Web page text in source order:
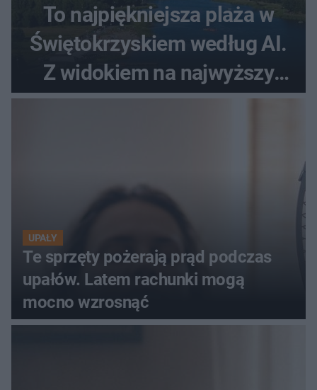
To najpiękniejsza plaża w
Świętokrzyskiem według AI.
Z widokiem na najwyższy
szczyt Gór Świętokrzyskich
UPAŁY
Te sprzęty pożerają prąd podczas
upałów. Latem rachunki mogą
mocno wzrosnąć